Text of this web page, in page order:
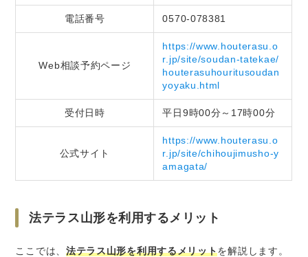
電話番号 0570-078381
Web相談予約ページ
https://www.houterasu.o
r.jp/site/soudan-tatekae/
houterasuhouritusoudan
yoyaku.html
受付日時 平日9時00分～17時00分
公式サイト
https://www.houterasu.o
r.jp/site/chihoujimusho-y
amagata/
法テラス山形を利用するメリット
ここでは、 法テラス山形を利用するメリットを解説します。